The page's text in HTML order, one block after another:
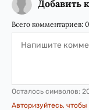
Добавить
Всего комментариев: 0
Осталось символов:
Авторизуйтесь,